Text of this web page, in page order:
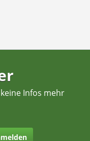
Infos mehr